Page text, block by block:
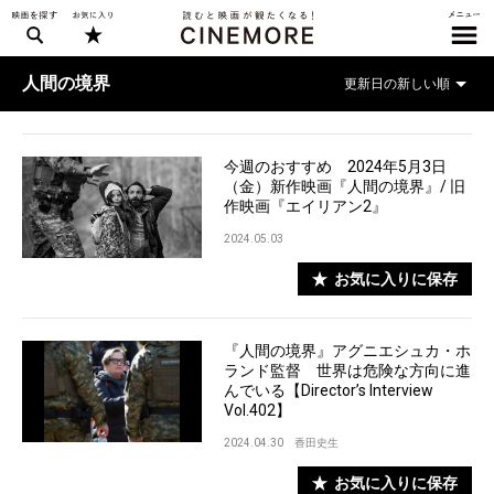
人間の境界
今週のおすすめ 2024年5月3日
（金）新作映画『人間の境界』/ 旧
作映画『エイリアン2』
2024.05.03
お気に入りに保存
『人間の境界』アグニエシュカ・ホ
ランド監督 世界は危険な方向に進
んでいる【Director’s Interview
Vol.402】
2024.04.30 香田史生
お気に入りに保存